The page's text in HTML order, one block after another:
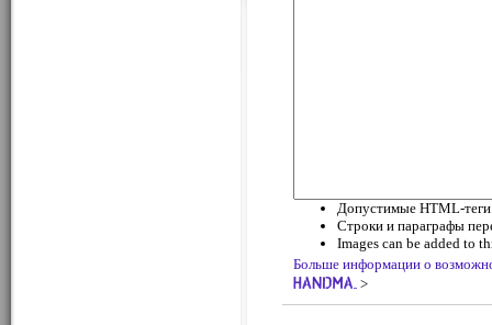
Допустимые HTML-
Строки и параграфы
Images can be added to
Больше информации о
>